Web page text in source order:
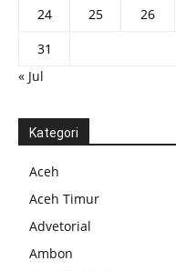
24
25 26
31
« Jul
Kategori
Aceh
Aceh Timur
Advetorial
Ambon